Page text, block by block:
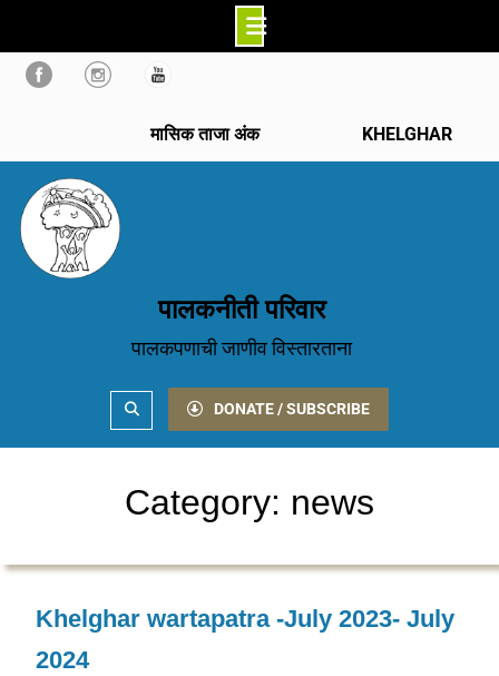
Skip
मासिक ताजा अंक KHELGHAR
पालकनीती परिवार
पालकपणाची जाणीव विस्तारताना
Search DONATE / SUBSCRIBE
Category: news
Khelghar wartapatra -July 2023- July
2024